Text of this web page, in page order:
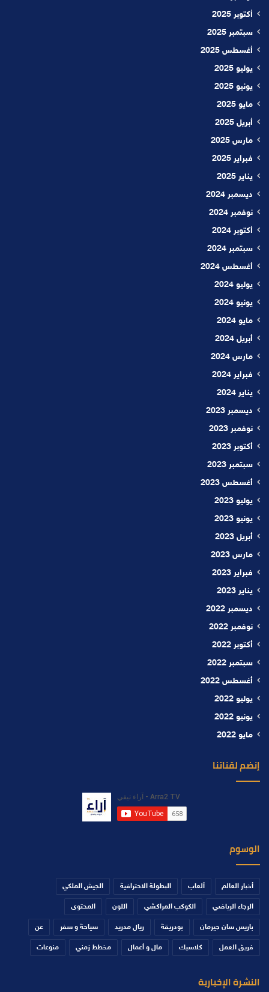
أكتوبر 2025
سبتمبر 2025
أغسطس 2025
يوليو 2025
يونيو 2025
مايو 2025
أبريل 2025
مارس 2025
فبراير 2025
يناير 2025
ديسمبر 2024
نوفمبر 2024
أكتوبر 2024
سبتمبر 2024
أغسطس 2024
يوليو 2024
يونيو 2024
مايو 2024
أبريل 2024
مارس 2024
فبراير 2024
يناير 2024
ديسمبر 2023
نوفمبر 2023
أكتوبر 2023
سبتمبر 2023
أغسطس 2023
يوليو 2023
يونيو 2023
أبريل 2023
مارس 2023
فبراير 2023
يناير 2023
ديسمبر 2022
نوفمبر 2022
أكتوبر 2022
سبتمبر 2022
أغسطس 2022
يوليو 2022
يونيو 2022
مايو 2022
إنضم لقناتنا
الوسوم
أخبار العالم ألعاب البطولة الاحترافية الجيش الملكي
الرجاء الرياضي الكوكب المراكشي اللون المحتوى
باريس سان جيرمان بودريقة ريال مدريد سياحة و سفر عن
فريق العمل كلاسيك مال و أعمال مخطط زمني منوعات
النشرة الإخبارية